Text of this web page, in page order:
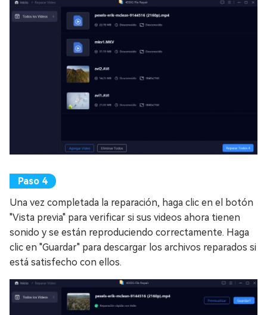
Una vez completada la reparación, haga clic en el botón
"Vista previa" para verificar si sus videos ahora tienen
sonido y se están reproduciendo correctamente. Haga
clic en "Guardar" para descargar los archivos reparados si
está satisfecho con ellos.